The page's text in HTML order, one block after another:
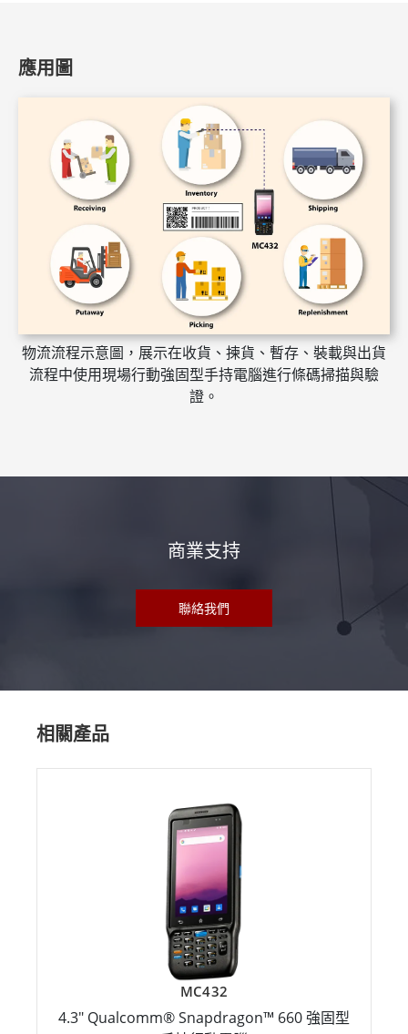
應用圖
物流流程示意圖，展示在收貨、揀貨、暫存、裝載與出貨
流程中使用現場行動強固型手持電腦進行條碼掃描與驗
證。
商業支持
聯絡我們
相關產品
MC432
4.3" Qualcomm® Snapdragon™ 660 強固型